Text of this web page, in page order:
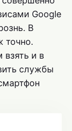
Google
В
точно.
взять и в
службы